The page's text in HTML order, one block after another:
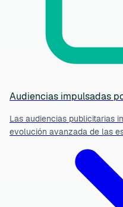
Audiencias impulsadas
Las audiencias publicitarias
evolución avanzada de las